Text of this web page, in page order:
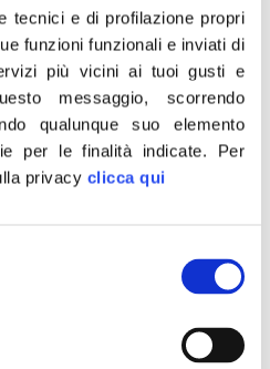
tecnici e di profilazione propri
funzioni funzionali e inviati di
più vicini ai tuoi gusti e
messaggio, scorrendo
qualunque suo elemento
per le finalità indicate. Per
privacy clicca qui
non
a riunioni
si deve
le mancate dimissioni
verso la compianta Jole
calabresi non possano